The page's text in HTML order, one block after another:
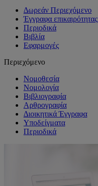
Δωρεάν Περιεχόμενο
Έγγραφα επικαιρότητας
Περιοδικά
Βιβλία
Εφαρμογές
Περιεχόμενο
Νομοθεσία
Νομολογία
Βιβλιογραφία
Αρθρογραφία
Διοικητικά Έγγραφα
Υποδείγματα
Περιοδικά